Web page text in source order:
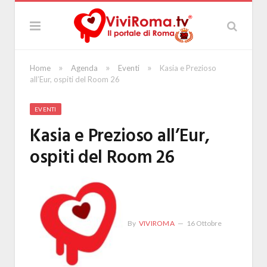
Home » Agenda » Eventi »
Kasia e Prezioso
all’Eur, ospiti del Room 26
EVENTI
Kasia e Prezioso all’Eur,
ospiti del Room 26
By VIVIROMA 16 Ottobre